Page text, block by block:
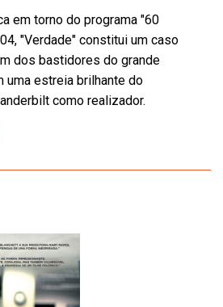
em torno do programa "60
"Verdade" constitui um caso
dos bastidores do grande
uma estreia brilhante do
como realizador.